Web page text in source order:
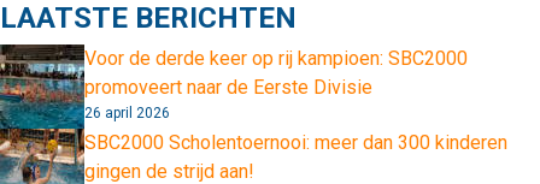
LAATSTE BERICHTEN
Voor de derde keer op rij kampioen: SBC2000
promoveert naar de Eerste Divisie
26 april 2026
SBC2000 Scholentoernooi: meer dan 300 kinderen
gingen de strijd aan!